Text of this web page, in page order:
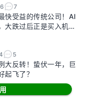
7
快受益的传统公司！AI
大跌过后正是买入机
5
大反转！蛰伏一年，巨
起飞了？